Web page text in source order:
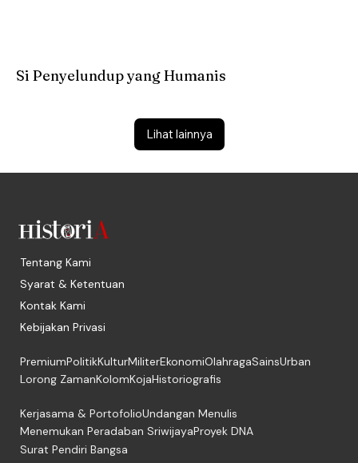
Lihat lainnya
Si Penyelundup yang Humanis
Tentang Kami
Syarat & Ketentuan
Kontak Kami
Kebijakan Privasi
PremiumPolitikKulturMiliterEkonomiOlahragaSainsUrban
Lorong ZamanKolomKojaHistoriografis
Kerjasama & PortofolioUndangan Menulis
Menemukan Peradaban SriwijayaProyek DNA
Surat Pendiri Bangsa